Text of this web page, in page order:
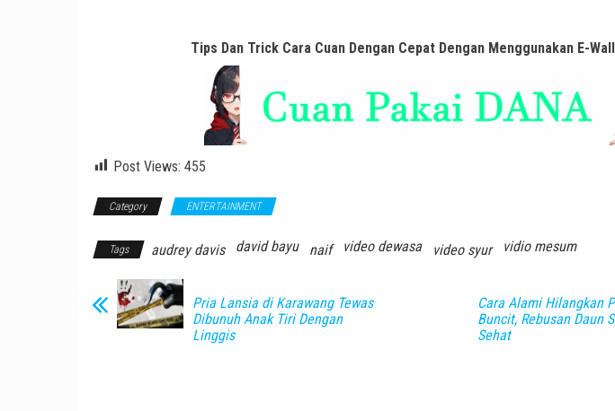
Tips Dan Trick Cara Cuan Dengan Cepat Dengan Menggunakan E-
Post Views: 455
Category ENTERTAINMENT
Tags audrey davis david bayu naif video dewasa video syur vidio mesum
Pria Lansia di Karawang Tewas
Dibunuh Anak Tiri Dengan
Linggis
Cara Alami Hilangkan
Buncit, Rebusan Daun
Sehat